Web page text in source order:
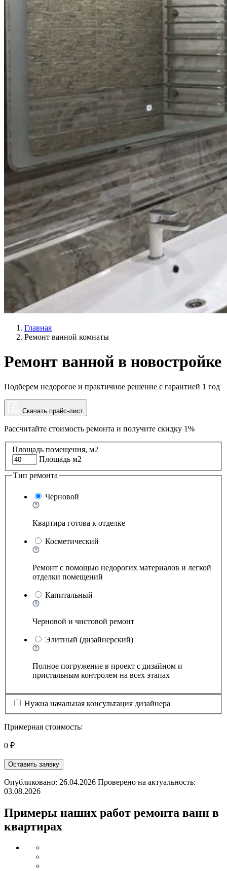
Главная
Ремонт ванной комнаты
Ремонт ванной в новостройке
Подберем недорогое и практичное решение с гарантией 1 год
Скачать прайс-лист
Рассчитайте стоимость ремонта и получите скидку 1%
Площадь помещения, м2
Площадь м2
Тип ремонта
Черновой
Квартира готова к отделке
Косметический
Ремонт с помощью недорогих материалов и легкой
отделки помещений
Капитальный
Черновой и чистовой ремонт
Элитный (дизайнерский)
Полное погружение в проект с дизайном и
пристальным контролем на всех этапах
Нужна начальная консультация дизайнера
Примерная стоимость:
0 ₽
Оставить заявку
Опубликовано: 26.04.2026 Проверено на актуальность:
03.08.2026
Примеры наших работ ремонта ванн в
квартирах